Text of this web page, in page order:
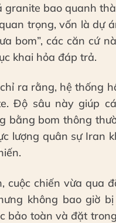
granite bao quanh
trọng, vốn là dự
bom”, các căn cứ
khai hỏa đáp trả.
ra rằng, hệ thống
Độ sâu này giúp
bằng bom thông
lượng quân sự Iran
cuộc chiến vừa qua
không bao giờ
bảo toàn và đặt